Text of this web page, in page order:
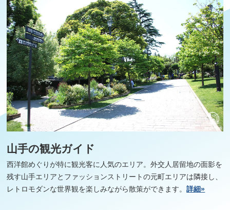
山手の観光ガイド
西洋館めぐりが特に観光客に人気のエリア。外交人居留地の面影を
残す山手エリアとファッションストリートの元町エリアは隣接し、
レトロモダンな世界観を楽しみながら散策ができます。詳細»